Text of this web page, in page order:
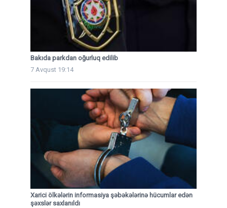
Bakıda parkdan oğurluq edilib
7 Avqust 19:14
Xarici ölkələrin informasiya şəbəkələrinə hücumlar edən
şəxslər saxlanıldı